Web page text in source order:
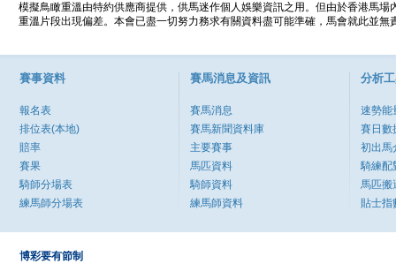
模擬鳥瞰重溫由特約供應商提供，供馬迷作個人娛樂資訊之用。但由於香港馬
重溫片段出現偏差。本會已盡一切努力務求有關資料盡可能準確，馬會就此並
賽事資料
報名表
排位表(本地)
賠率
賽果
騎師分場表
練馬師分場表
賽馬消息及資訊
賽馬消息
賽馬新聞資料庫
主要賽事
馬匹資料
騎師資料
練馬師資料
分析
速勢能
賽日數
初出馬
騎練配
馬匹搬
貼士指
博彩要有節制